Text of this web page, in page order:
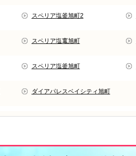
スペリア塩釜旭町2
スペリア塩竃旭町
スペリア塩釜旭町
ダイアパレスベイシティ旭町